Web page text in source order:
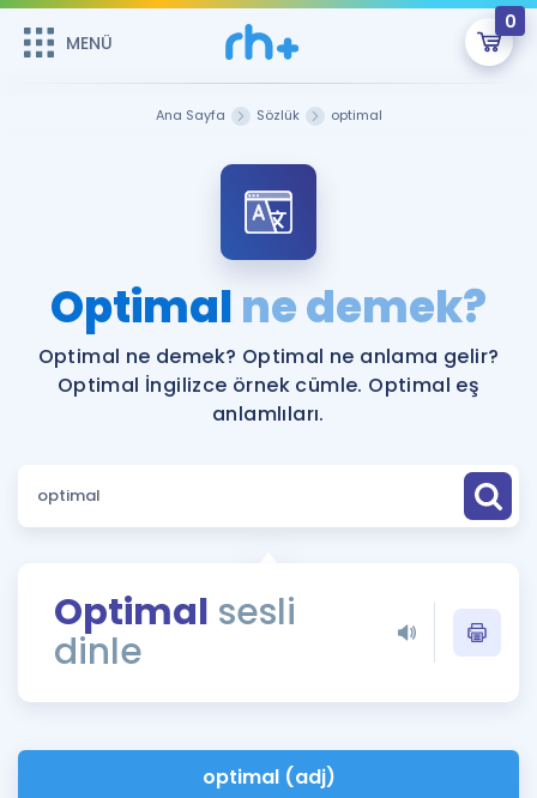
MENÜ
0
ÜYE DEĞİLİM
Sepetin Şu An Boş.
Remzi Hoca ile seni sınava hazırlayacak onlarca eğitim seni
bekliyor!
MENÜ
Katılımcı Görüşleri
Faydalı Araçlar
Sözlük
Rehberlik Aracı
ÖSYM Sınav Takvimi
Hakkımızda
Ana Sayfa Sözlük optimal
Optimalne demek?
Optimal ne demek? Optimal ne anlama gelir?
Optimal İngilizce örnek cümle. Optimal eş
anlamlıları.
Optimal sesli
dinle
optimal (adj)